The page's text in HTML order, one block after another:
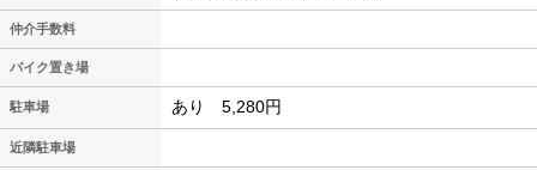
仲介手数料
バイク置き場
駐車場 あり 5,280円
近隣駐車場